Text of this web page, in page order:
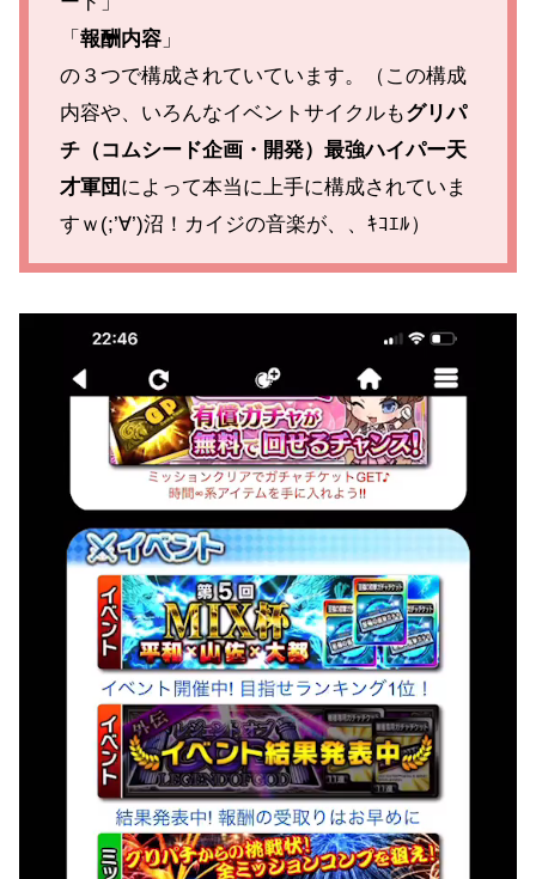
「 報酬内容」
の３つで構成されていています。（この構成
内容や、いろんなイベントサイクルもグリパ
チ（コムシード企画・開発）最強ハイパー天
才軍団 によって本当に上手に構成されていま
すｗ(;’∀’)沼！カイジの音楽が、、ｷｺｴﾙ）